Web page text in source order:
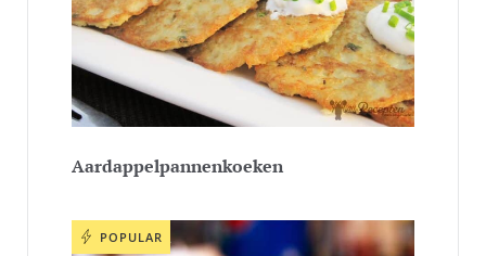
Aardappelpannenkoeken
POPULAR